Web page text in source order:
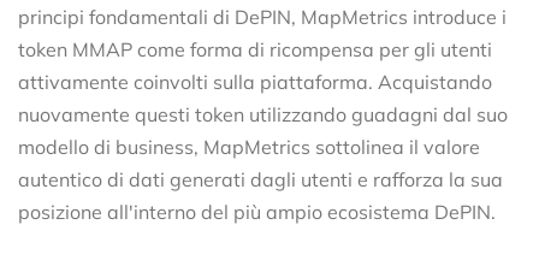
principi fondamentali di DePIN, MapMetrics introduce i
token MMAP come forma di ricompensa per gli utenti
attivamente coinvolti sulla piattaforma. Acquistando
nuovamente questi token utilizzando guadagni dal suo
modello di business, MapMetrics sottolinea il valore
autentico di dati generati dagli utenti e rafforza la sua
posizione all'interno del più ampio ecosistema DePIN.